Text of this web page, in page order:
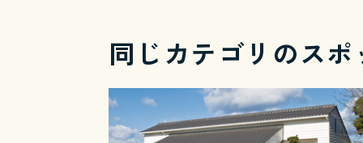
同じカテゴリのスポ